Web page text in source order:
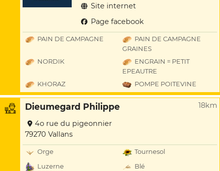
Site internet
Page facebook
PAIN DE CAMPAGNE
PAIN DE CAMPAGNE
GRAINES
NORDIK
ENGRAIN = PETIT
EPEAUTRE
KHORAZ
POMPE POITEVINE
Dieumegard Philippe 18km
4o rue du pigeonnier
79270 Vallans
Orge
Tournesol
Luzerne
Blé